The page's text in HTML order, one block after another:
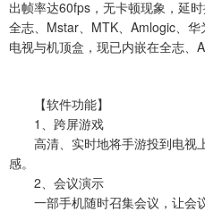
出帧率达60fps，无卡顿现象，延
全志、Mstar、MTK、Amlogic、
电视与机顶盒，现已内嵌在全志、
【软件功能】
1、跨屏游戏
高清、实时地将手游投到电视
感。
2、会议演示
一部手机随时召集会议，让会议